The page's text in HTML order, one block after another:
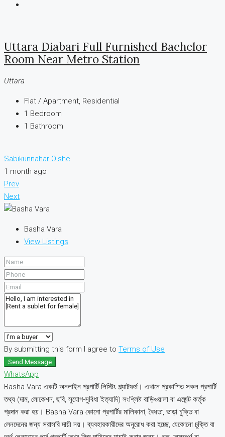
Uttara Diabari Full Furnished Bachelor
Room Near Metro Station
Uttara
Flat / Apartment, Residential
1 Bedroom
1 Bathroom
Sabikunnahar Oishe
1 month ago
Prev
Next
Basha Vara
View Listings
By submitting this form I agree to Terms of Use
Send Message
WhatsApp
Basha Vara একটি অনলাইন প্রপার্টি লিস্টিং প্ল্যাটফর্ম। এখানে প্রকাশিত সকল প্রপার্টি
তথ্য (দাম, লোকেশন, ছবি, সুযোগ-সুবিধা ইত্যাদি) সংশ্লিষ্ট বাড়িওয়ালা বা এজেন্ট কর্তৃক
প্রদান করা হয়। Basha Vara কোনো প্রপার্টির মালিকানা, বৈধতা, ভাড়া চুক্তি বা
লেনদেনের জন্য সরাসরি দায়ী নয়। ব্যবহারকারীদের অনুরোধ করা হচ্ছে, যেকোনো চুক্তি বা